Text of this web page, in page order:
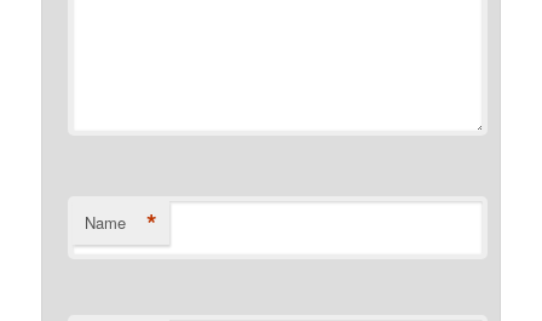
Name *